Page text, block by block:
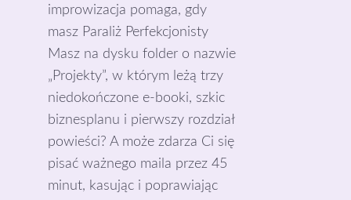
improwizacja pomaga, gdy
masz Paraliż Perfekcjonisty
Masz na dysku folder o nazwie
„Projekty”, w którym leżą trzy
niedokończone e-booki, szkic
biznesplanu i pierwszy rozdział
powieści? A może zdarza Ci się
pisać ważnego maila przez 45
minut, kasując i poprawiając